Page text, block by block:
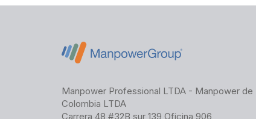
Manpower Professional LTDA - Manpower de
Colombia LTDA
Carrera 48 #32B sur 139 Oficina 906